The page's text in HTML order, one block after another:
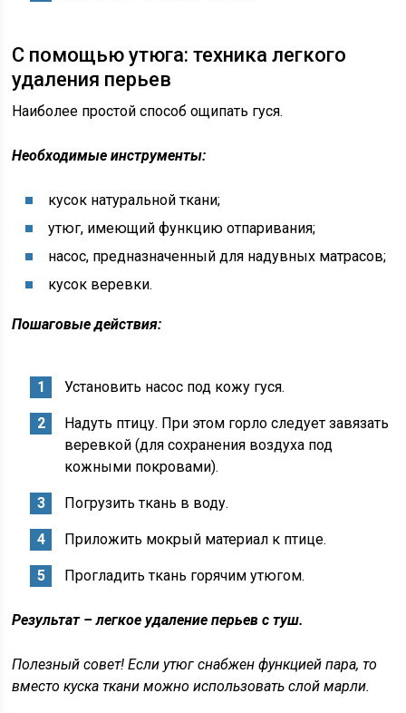
С помощью утюга: техника легкого
удаления перьев
Наиболее простой способ ощипать гуся.
Необходимые инструменты:
кусок натуральной ткани;
утюг, имеющий функцию отпаривания;
насос, предназначенный для надувных матрасов;
кусок веревки.
Пошаговые действия:
Установить насос под кожу гуся.
Надуть птицу. При этом горло следует завязать
веревкой (для сохранения воздуха под
кожными покровами).
Погрузить ткань в воду.
Приложить мокрый материал к птице.
Прогладить ткань горячим утюгом.
Результат – легкое удаление перьев с туш.
Полезный совет! Если утюг снабжен функцией пара, то
вместо куска ткани можно использовать слой марли.